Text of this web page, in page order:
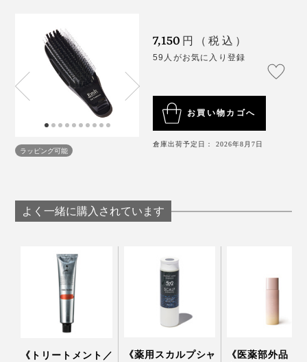
トリートメント時に使うだけでも洗い上がりにダンゼン
差が出ますが、余力があれば、シャンプー前、シャンプ
＜シャンプー前＞
＜シャンプー中＞
スカルプケアとして。手で軽くシャンプーしてから、頭
皮にピンが密着させながら、顔まわり→頭頂部、前→後
ろ、襟足→頭頂部と、つむじに向かってブラッシング。
昔のことわざに「一髪、二化粧、三衣装」とあるよう
に、髪は人の見た目を左右するパーツ。現代でも人の印
象は髪が80％といわれるほど。
「トリートメントブラシ」に出会えたおかげで、私もま
だまだがんばれそうです！
ラッピング可能
7,150 円（税込）
59人がお気に入り登録
お買い物カゴへ
倉庫出荷予定日： 2026年8月7日
よく一緒に購入されています
《トリートメント／
《薬用スカルプシャ
《医薬部外品・